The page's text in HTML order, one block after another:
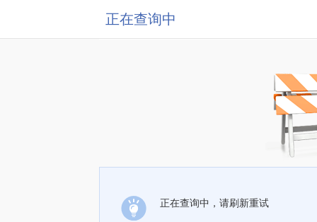
正在查询中
正在查询中，请刷新重试